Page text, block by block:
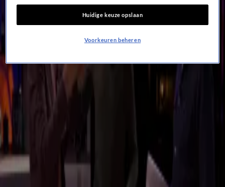
Mart de Kruif biedt zich aan voor teambuilding bij Feyenoord: 'Laat ze maar bellen!'
23 jan 2025, 08:43
Renske Leijten blikt In de Wandelgangen terug op debuut bij Vandaag Inside: 'Ik vond het
22 jan 2025, 08:54
weg kwijt!'
21 jan 2025, 09:00
In de Wandelgangen met Sam Hagens en Pieter Cobelens: 'Zullen we dat gewoon
afspreken hier?'
21 dec 2024, 12:25
Ben van der Burg geschokt na uitzending Vandaag Inside: 'Dit sloeg echt helemaal
Huidige keuze opslaan
Voorkeuren beheren